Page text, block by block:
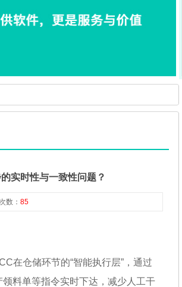
实时性与一致性问题？
数： 85
在仓储环节的“智能执行层”，通过
料单等指令实时下达，减少人工干